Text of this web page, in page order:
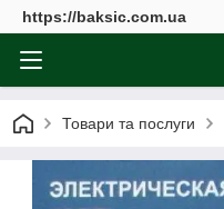
https://baksic.com.ua
Товари та послуги